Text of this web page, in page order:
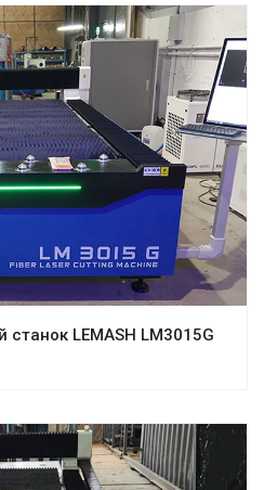
LEMASH LM3015G